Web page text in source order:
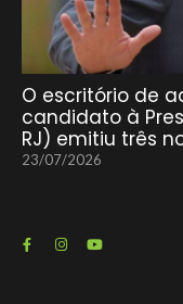
O escritório de
candidato à
RJ) emitiu três
23/07/2026